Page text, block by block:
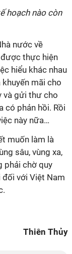
hoạch nào còn
nước về
được thực hiện
hiểu khác nhau
mãi cho
và gửi thư cho
có phản hồi. Rồi
này nữa…
muốn làm là
sâu, vùng xa,
phải chờ quy
đối với Việt Nam
Thiên Thủy